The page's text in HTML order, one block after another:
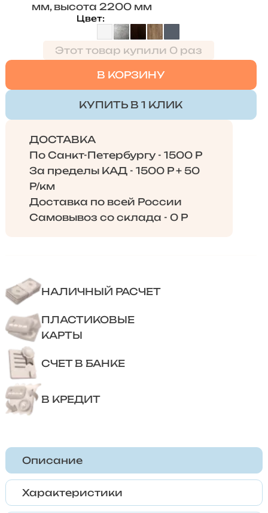
мм, высота 2200 мм
Цвет
Этот товар купили 0 раз
В КОРЗИНУ
КУПИТЬ В 1 КЛИК
ДОСТАВКА
По Санкт-Петербургу - 1500 Р
За пределы КАД - 1500 Р + 50
Р/км
Доставка по всей России
Самовывоз со склада - 0 Р
НАЛИЧНЫЙ РАСЧЕТ
ПЛАСТИКОВЫЕ
КАРТЫ
СЧЕТ В БАНКЕ
В КРЕДИТ
Описание
Характеристики